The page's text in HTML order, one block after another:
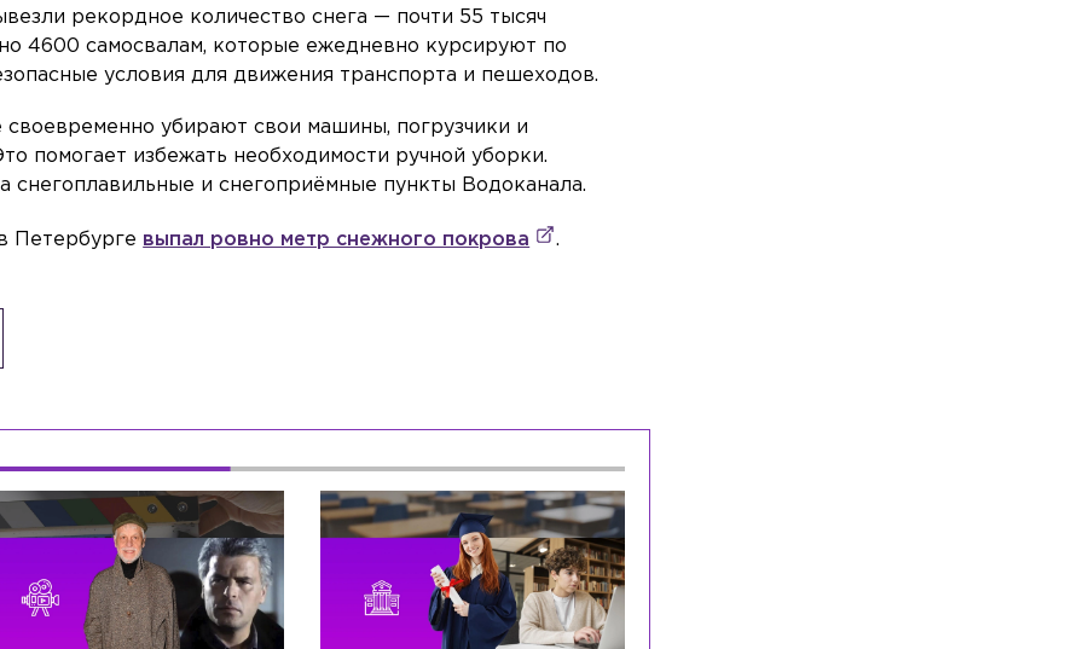
рекордное количество снега — почти 55 тысяч
4600 самосвалам, которые ежедневно курсируют по
условия для движения транспорта и пешеходов.
своевременно убирают свои машины, погрузчики и
помогает избежать необходимости ручной уборки.
снегоплавильные и снегоприёмные пункты Водоканала.
Петербурге выпал ровно метр снежного покрова .